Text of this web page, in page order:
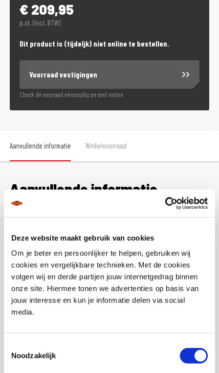
Deze website maakt gebruik van cookies
Om je beter en persoonlijker te helpen, gebruiken wij
cookies en vergelijkbare technieken. Met de cookies
volgen wij en derde partijen jouw internetgedrag binnen
onze site. Hiermee tonen we advertenties op basis van
jouw interesse en kun je informatie delen via social
media.
Noodzakelijk
€ 209,95
p.st. (incl. BTW)
Dit product is (tijdeljk) niet online te bestellen.
Voorraad vestigingen
Check de voorraad eenvoudig en snel online
Aanvullende informatie Winkelvoorraad
Aanvullende informatie
Maat
L
Merk
Nolan
Stijl
Race/sport
Pinlock
Bijgesloten
Helm materialen
Lexaan
Type sluiting
Helmtype
Integraalhelm
Communicatie